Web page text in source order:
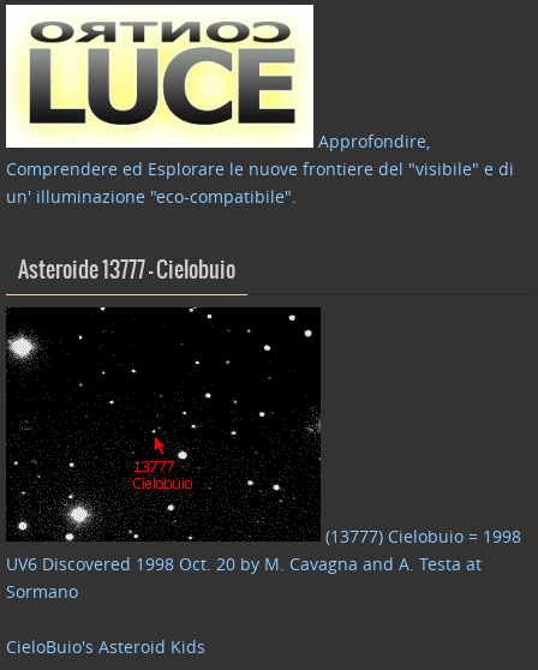
Approfondire,
Comprendere ed Esplorare le nuove frontiere del "visibile" e di
un' illuminazione "eco-compatibile".
Asteroide 13777 – Cielobuio
(13777) Cielobuio = 1998
UV6 Discovered 1998 Oct. 20 by M. Cavagna and A. Testa at
Sormano
CieloBuio's Asteroid Kids